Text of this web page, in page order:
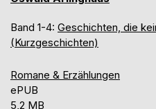
Band 1-4: Geschichten, die
(Kurzgeschichten)
Romane & Erzählungen
ePUB
5,2 MB